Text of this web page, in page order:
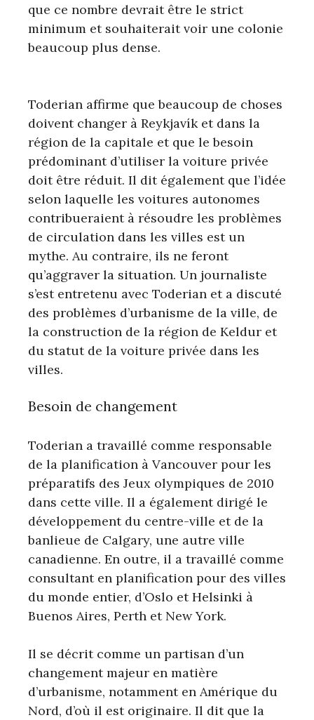
que ce nombre devrait être le strict
minimum et souhaiterait voir une colonie
beaucoup plus dense.
Toderian affirme que beaucoup de choses
doivent changer à Reykjavík et dans la
région de la capitale et que le besoin
prédominant d’utiliser la voiture privée
doit être réduit. Il dit également que l’idée
selon laquelle les voitures autonomes
contribueraient à résoudre les problèmes
de circulation dans les villes est un
mythe. Au contraire, ils ne feront
qu’aggraver la situation. Un journaliste
s’est entretenu avec Toderian et a discuté
des problèmes d’urbanisme de la ville, de
la construction de la région de Keldur et
du statut de la voiture privée dans les
villes.
Besoin de changement
Toderian a travaillé comme responsable
de la planification à Vancouver pour les
préparatifs des Jeux olympiques de 2010
dans cette ville. Il a également dirigé le
développement du centre-ville et de la
banlieue de Calgary, une autre ville
canadienne. En outre, il a travaillé comme
consultant en planification pour des villes
du monde entier, d’Oslo et Helsinki à
Buenos Aires, Perth et New York.
Il se décrit comme un partisan d’un
changement majeur en matière
d’urbanisme, notamment en Amérique du
Nord, d’où il est originaire. Il dit que la